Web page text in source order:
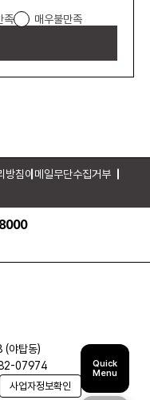
족
매우불만족
Quick
Menu
방침이메일무단수집거부
(야탑동)
07974
사업자정보확인